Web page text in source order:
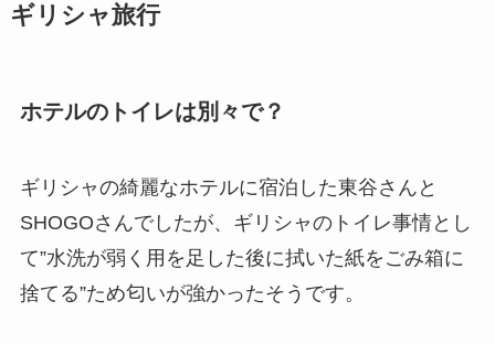
ギリシャ旅行
ホテルのトイレは別々で？
ギリシャの綺麗なホテルに宿泊した東谷さんと
SHOGOさんでしたが、ギリシャのトイレ事情とし
て”水洗が弱く用を足した後に拭いた紙をごみ箱に
捨てる”ため匂いが強かったそうです。